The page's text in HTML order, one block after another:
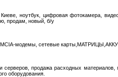
ноутбук, цифровая фотокамера,
продам, новый, б/у
модемы, сетевые
продажа расходных
оборудования.